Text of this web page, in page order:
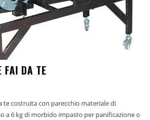
FAI DA TE
te costruita con parecchio materiale di
a 6 kg di morbido impasto per panificazione o